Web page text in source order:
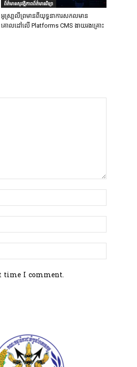
ព័ត៌មានសុវត្ថិភាពព័ត៌មានវិទ្យា
អូស្រា្តលីព្រមានពីយុទ្ធនាការសកលមាន
គោលដៅលើ Platforms CMS ងាយរងគ្រោះ
time I comment.